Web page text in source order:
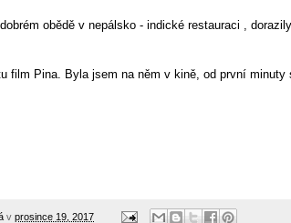
obědě v nepálsko - indické restauraci ,
film Pina. Byla jsem na něm v kině, od první minuty
v prosince 19, 2017